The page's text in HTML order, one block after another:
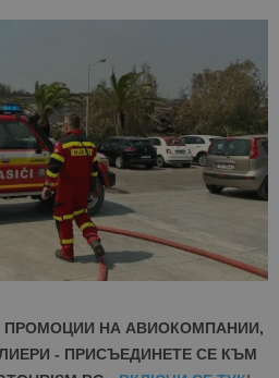
ПРОМОЦИИ НА АВИОКОМПАНИИ,
- ПРИСЪЕДИНЕТЕ СЕ КЪМ